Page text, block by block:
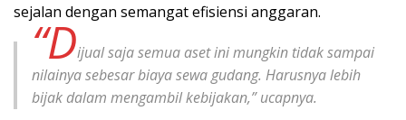
sejalan dengan semangat efisiensi anggaran.
“Dijual saja semua aset ini mungkin tidak sampai
nilainya sebesar biaya sewa gudang. Harusnya lebih
bijak dalam mengambil kebijakan,” ucapnya.